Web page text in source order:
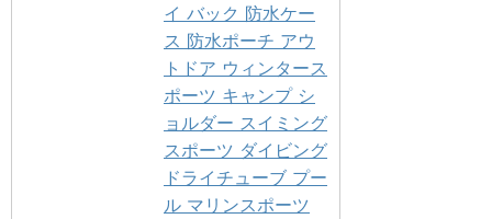
イ バック 防水ケー
ス 防水ポーチ アウ
トドア ウィンタース
ポーツ キャンプ シ
ョルダー スイミング
スポーツ ダイビング
ドライチューブ プー
ル マリンスポーツ